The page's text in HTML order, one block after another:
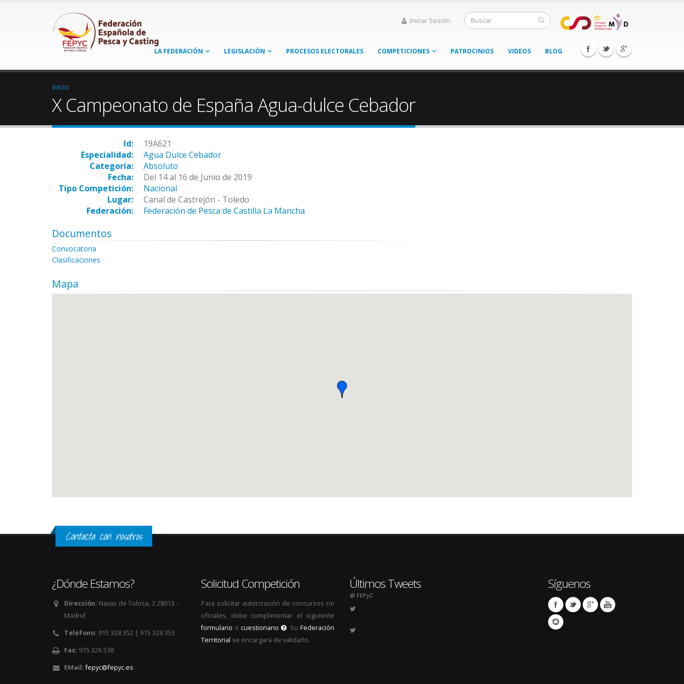
Iniciar Sesión
LA FEDERACIÓN LEGISLACIÓN PROCESOS ELECTORALES COMPETICIONES PATROCINIOS VIDEOS BLOG
Inicio
X Campeonato de España Agua-dulce Cebador
Id:
19A621
Especialidad:
Agua Dulce Cebador
Categoría:
Absoluto
Fecha:
Del 14 al 16 de Junio de 2019
Tipo Competición:
Nacional
Lugar:
Canal de Castrejón - Toledo
Federación:
Federación de Pesca de Castilla La Mancha
Documentos
Convocatoria
Clasificaciones
Mapa
Contacta con nosotros
¿Dónde Estamos?
Dirección: Navas de Tolosa, 3 28013 -
Madrid
Teléfono: 915 328 352 | 915 328 353
Fax: 915 326 538
EMail: fepyc@fepyc.es
Solicitud Competición
Para solicitar autorización de concursos no
oficiales, debe cumplimentar el siguiente
formulario o cuestionario . SuFederación
Territorial se encargará de validarlo.
Últimos Tweets
@ FEPyC
Síguenos